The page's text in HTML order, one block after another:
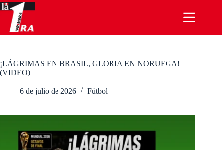
Saltar
al
contenido
¡LÁGRIMAS EN BRASIL, GLORIA EN NORUEGA!
(VIDEO)
6 de julio de 2026 Fútbol